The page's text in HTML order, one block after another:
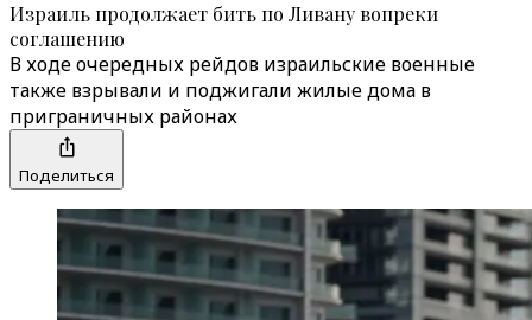
Израиль продолжает бить по Ливану вопреки
соглашению
В ходе очередных рейдов израильские военные
также взрывали и поджигали жилые дома в
приграничных районах
Поделиться